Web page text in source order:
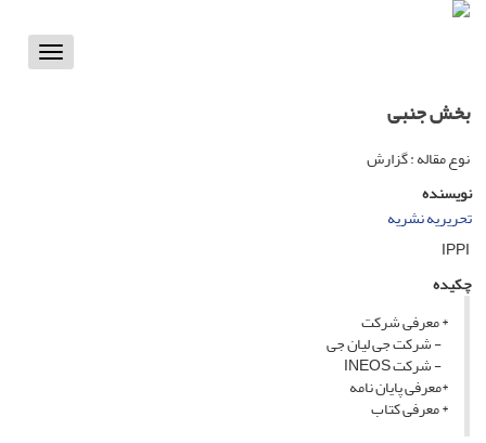
Toggle
بخش جنبی
نوع مقاله : گزارش
نویسنده
تحریریه نشریه
IPPI
چکیده
* معرفی شرکت
- شرکت جی لیان جی
- شرکت INEOS
*معرفی پایان نامه
* معرفی کتاب